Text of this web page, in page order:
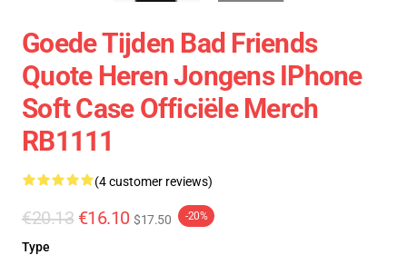
Goede Tijden Bad Friends
Quote Heren Jongens IPhone
Soft Case Officiële Merch
RB1111
(4 customer reviews)
€20.13 €16.10 $17.50 -20%
Type